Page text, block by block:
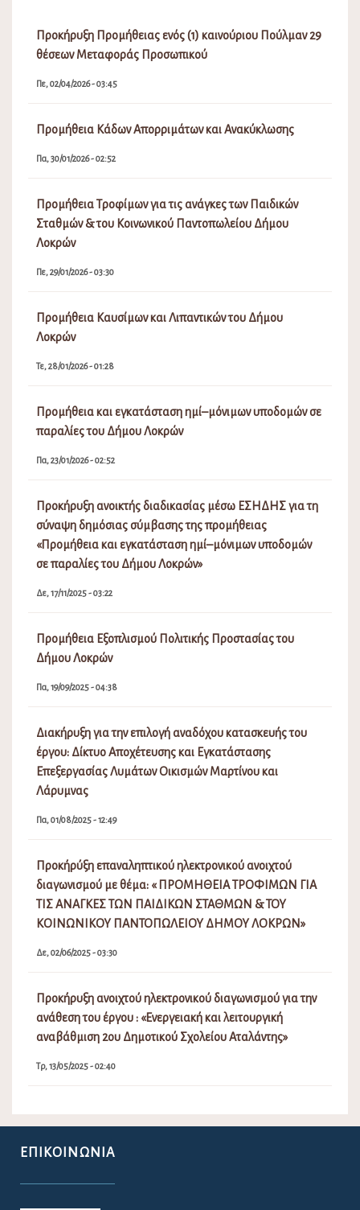
Προκήρυξη Προμήθειας ενός (1) καινούριου Πούλμαν 29
θέσεων Μεταφοράς Προσωπικού
Πε, 02/04/2026 - 03:45
Προμήθεια Κάδων Απορριμάτων και Ανακύκλωσης
Πα, 30/01/2026 - 02:52
Προμήθεια Τροφίμων για τις ανάγκες των Παιδικών
Σταθμών & του Κοινωνικού Παντοπωλείου Δήμου
Λοκρών
Πε, 29/01/2026 - 03:30
Προμήθεια Καυσίμων και Λιπαντικών του Δήμου
Λοκρών
Τε, 28/01/2026 - 01:28
Προμήθεια και εγκατάσταση ημί–μόνιμων υποδομών σε
παραλίες του Δήμου Λοκρών
Πα, 23/01/2026 - 02:52
Προκήρυξη ανοικτής διαδικασίας μέσω ΕΣΗΔΗΣ για τη
σύναψη δημόσιας σύμβασης της προμήθειας
«Προμήθεια και εγκατάσταση ημί–μόνιμων υποδομών
σε παραλίες του Δήμου Λοκρών»
Δε, 17/11/2025 - 03:22
Προμήθεια Εξοπλισμού Πολιτικής Προστασίας του
Δήμου Λοκρών
Πα, 19/09/2025 - 04:38
Διακήρυξη για την επιλογή αναδόχου κατασκευής του
έργου: Δίκτυο Αποχέτευσης και Εγκατάστασης
Επεξεργασίας Λυμάτων Οικισμών Μαρτίνου και
Λάρυμνας
Πα, 01/08/2025 - 12:49
Προκήρύξη επαναληπτικού ηλεκτρονικού ανοιχτού
διαγωνισμού με θέμα: « ΠΡΟΜΗΘΕΙΑ ΤΡΟΦΙΜΩΝ ΓΙΑ
ΤΙΣ ΑΝΑΓΚΕΣ ΤΩΝ ΠΑΙΔΙΚΩΝ ΣΤΑΘΜΩΝ & ΤΟΥ
ΚΟΙΝΩΝΙΚΟΥ ΠΑΝΤΟΠΩΛΕΙΟΥ ΔΗΜΟΥ ΛΟΚΡΩΝ»
Δε, 02/06/2025 - 03:30
Προκήρυξη ανοιχτού ηλεκτρονικού διαγωνισμού για την
ανάθεση του έργου : «Ενεργειακή και λειτουργική
αναβάθμιση 2ου Δημοτικού Σχολείου Αταλάντης»
Τρ, 13/05/2025 - 02:40
ΕΠΙΚΟΙΝΩΝΊΑ